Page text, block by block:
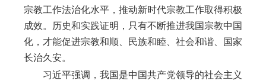
宗教工作法治化水平，推动新时代宗教工作取得积极
成效。历史和实践证明，只有不断推进我国宗教中国
化，才能促进宗教和顺、民族和睦、社会和谐、国家
长治久安。
习近平强调，我国是中国共产党领导的社会主义